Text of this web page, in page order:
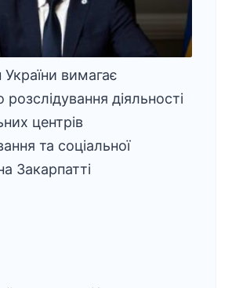
вимагає
розслідування діяльності
центрів
та соціальної
Закарпатті